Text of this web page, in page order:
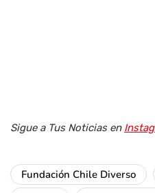
Sigue a Tus Noticias en
Fundación Chile Diverso